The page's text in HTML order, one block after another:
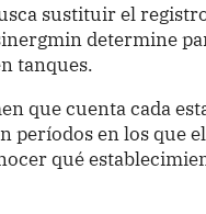
sustituir el
determine
tanques.
que cuenta cada
en los que
qué